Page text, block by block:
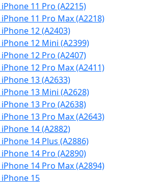
11 Pro (A2215)
11 Pro Max (A2218)
12 (A2403)
12 Mini (A2399)
12 Pro (A2407)
12 Pro Max (A2411)
13 (A2633)
13 Mini (A2628)
13 Pro (A2638)
13 Pro Max (A2643)
14 (A2882)
14 Plus (A2886)
14 Pro (A2890)
14 Pro Max (A2894)
15